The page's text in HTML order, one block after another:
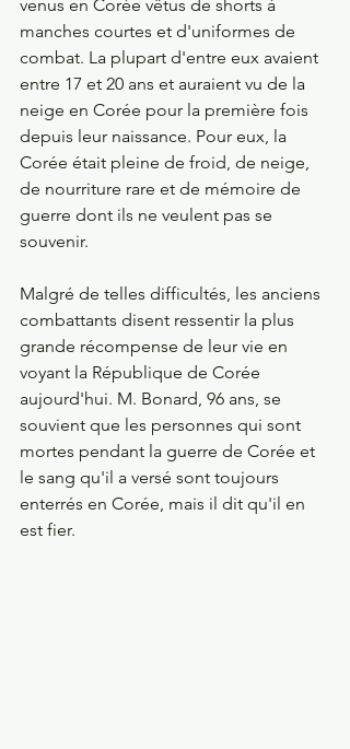
venus en Corée vêtus de shorts à
manches courtes et d'uniformes de
combat. La plupart d'entre eux avaient
entre 17 et 20 ans et auraient vu de la
neige en Corée pour la première fois
depuis leur naissance. Pour eux, la
Corée était pleine de froid, de neige,
de nourriture rare et de mémoire de
guerre dont ils ne veulent pas se
souvenir.
Malgré de telles difficultés, les anciens
combattants disent ressentir la plus
grande récompense de leur vie en
voyant la République de Corée
aujourd'hui. M. Bonard, 96 ans, se
souvient que les personnes qui sont
mortes pendant la guerre de Corée et
le sang qu'il a versé sont toujours
enterrés en Corée, mais il dit qu'il en
est fier.